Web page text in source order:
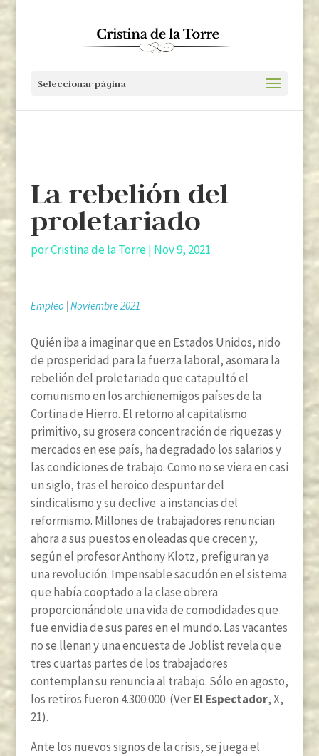
Seleccionar página
La rebelión del
proletariado
porCristina de la Torre| Nov 9, 2021
Empleo |Noviembre 2021
Quién iba a imaginar que en Estados Unidos, nido
de prosperidad para la fuerza laboral, asomara la
rebelión del proletariado que catapultó el
comunismo en los archienemigos países de la
Cortina de Hierro. El retorno al capitalismo
primitivo, su grosera concentración de riquezas y
mercados en ese país, ha degradado los salarios y
las condiciones de trabajo. Como no se viera en casi
un siglo, tras el heroico despuntar del
sindicalismo y su declive a instancias del
reformismo. Millones de trabajadores renuncian
ahora a sus puestos en oleadas que crecen y,
según el profesor Anthony Klotz, prefiguran ya
una revolución. Impensable sacudón en el sistema
que había cooptado a la clase obrera
proporcionándole una vida de comodidades que
fue envidia de sus pares en el mundo. Las vacantes
no se llenan y una encuesta de Joblist revela que
tres cuartas partes de los trabajadores
contemplan su renuncia al trabajo. Sólo en agosto,
los retiros fueron 4.300.000 (VerEl Espectador, X,
21).
Ante los nuevos signos de la crisis, se juega el